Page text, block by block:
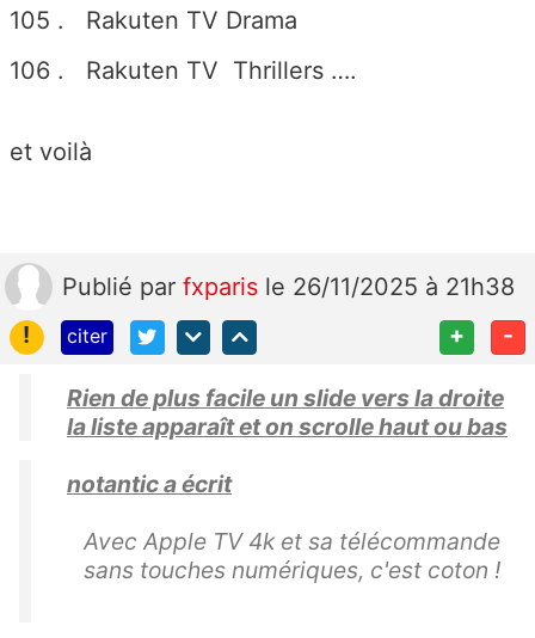
105 . Rakuten TV Drama
106 . Rakuten TV Thrillers ….
et voilà
Publié par fxparis le 26/11/2025 à 21h38
!
citer + -
Rien de plus facile un slide vers la droite
la liste apparaît et on scrolle haut ou bas
notantic a écrit
Avec Apple TV 4k et sa télécommande
sans touches numériques, c'est coton !